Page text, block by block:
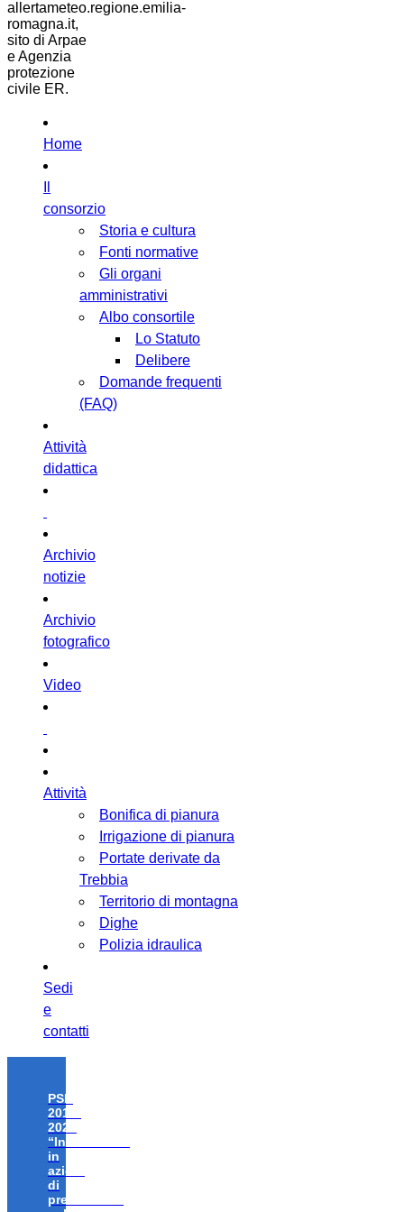
allertameteo.regione.emilia-
romagna.it,
sito di Arpae
e Agenzia
protezione
civile ER.
Home
consorzio
Storia e cultura
Fonti normative
Gli organi
amministrativi
Albo consortile
Lo Statuto
Delibere
Domande frequenti
(FAQ)
Attività
didattica
Archivio
notizie
Archivio
fotografico
Video
Attività
Bonifica di pianura
Irrigazione di pianura
Portate derivate da
Trebbia
Territorio di montagna
Dighe
Polizia idraulica
Sedi
e
contatti
PSR
2014-
2020
“Investimenti
in
azioni
di
prevenzione